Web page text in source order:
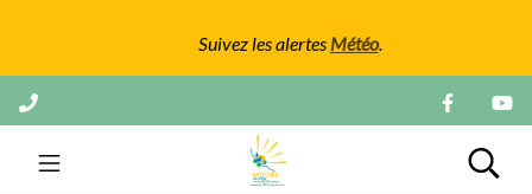
Suivez les alertes Météo.
Aller
au
contenu
Mairie de Mours